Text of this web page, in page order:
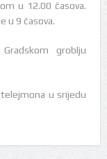
u 12.00 časova.
u 9 časova.
groblju
u srijedu